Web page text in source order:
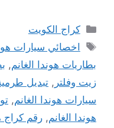
التصنيفات
كراج الكويت
الوسوم
اخصائي سيارات
بطاريات هوندا الغانم,
زيت وفلتر , تبديل
سيارات هوندا الغانم,
هوندا الغانم, رقم كراج